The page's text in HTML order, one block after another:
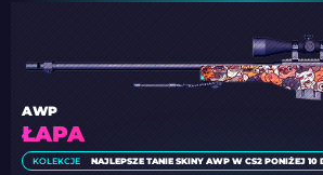
ŁAPA
AWP
KOLEKCJE